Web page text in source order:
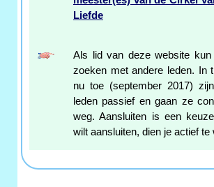
Liefde
Als lid van deze website
zoeken met andere leden. In
nu toe (september 2017)
leden passief en gaan ze
weg. Aansluiten is een
wilt aansluiten, dien je actief te